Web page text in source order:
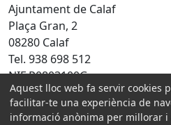
Ajuntament de Calaf
Plaça Gran, 2
08280 Calaf
Tel. 938 698 512
NIF P0803100G
Amb la col·laboració de:
Aquest lloc web fa servir cookies
facilitar-te una experiència de
informació anònima per millorar i